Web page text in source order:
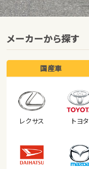
メーカーから探す
国産車
レクサス トヨタ